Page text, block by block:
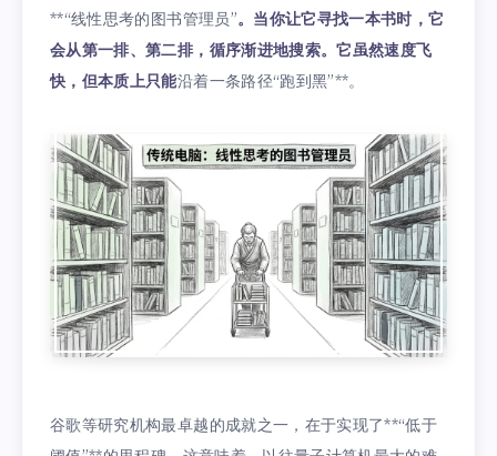
**“线性思考的图书管理员”。当你让它寻找一本书时，它
会从第一排、第二排，循序渐进地搜索。它虽然速度飞
快，但本质上只能沿着一条路径“跑到黑”**。
谷歌等研究机构最卓越的成就之一，在于实现了**“低于